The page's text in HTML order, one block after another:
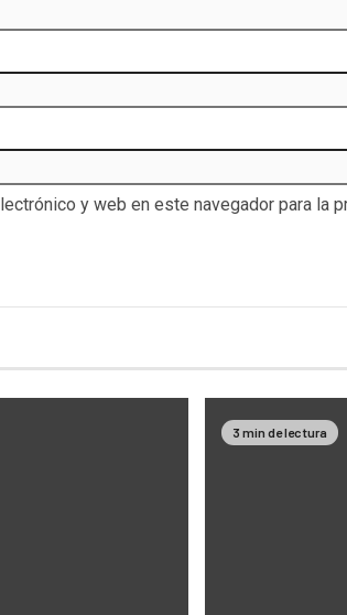
y web en este navegador para la
3 min de lectura